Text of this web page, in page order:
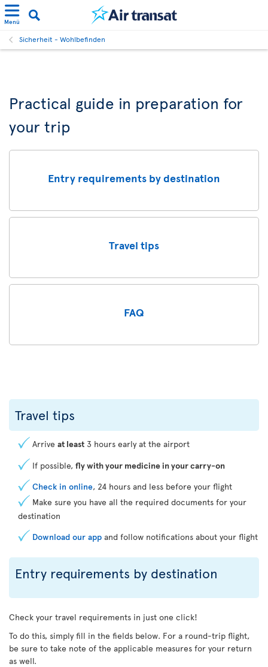
Menü
Sicherheit - Wohlbefinden
Practical guide in preparation for
your trip
Entry requirements by destination
Travel tips
FAQ
Travel tips
Arrive at least 3 hours early at the airport
If possible, fly with your medicine in your carry-on
Check in online, 24 hours and less before your flight
Make sure you have all the required documents for your
destination
Download our app and follow notifications about your flight
Entry requirements by destination
Check your travel requirements in just one click!
To do this, simply fill in the fields below. For a round-trip flight,
be sure to take note of the applicable measures for your return
as well.